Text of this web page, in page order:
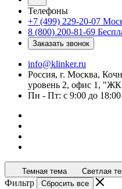
Телефоны
+7 (499) 229-20-07
8 (800) 200-81-69
Заказать звонок
info@klinker.ru
Россия, г. Москва,
уровень 2, офис 1,
Пн - Пт: с 9:00 до 18:00
Темная тема Светлая
Фильтр Сбросить все